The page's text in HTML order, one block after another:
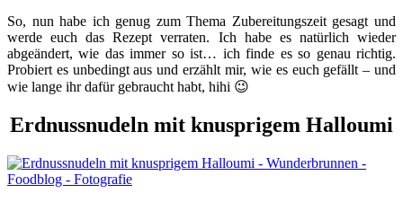
So, nun habe ich genug zum Thema Zubereitungszeit gesagt und
werde euch das Rezept verraten. Ich habe es natürlich wieder
abgeändert, wie das immer so ist… ich finde es so genau richtig.
Probiert es unbedingt aus und erzählt mir, wie es euch gefällt – und
wie lange ihr dafür gebraucht habt, hihi 😉
Erdnussnudeln mit knusprigem Halloumi